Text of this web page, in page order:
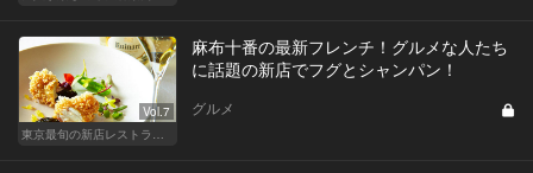
Vol.7
東京最旬の新店レストラン！
麻布十番の最新フレンチ！グルメな人たち
に話題の新店でフグとシャンパン！
グルメ